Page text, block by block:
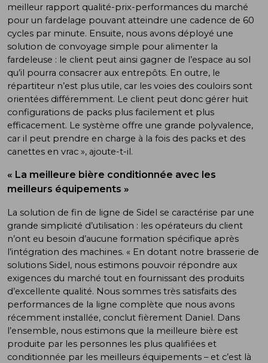
meilleur rapport qualité-prix-performances du marché
pour un fardelage pouvant atteindre une cadence de 60
cycles par minute. Ensuite, nous avons déployé une
solution de convoyage simple pour alimenter la
fardeleuse : le client peut ainsi gagner de l’espace au sol
qu’il pourra consacrer aux entrepôts. En outre, le
répartiteur n’est plus utile, car les voies des couloirs sont
orientées différemment. Le client peut donc gérer huit
configurations de packs plus facilement et plus
efficacement. Le système offre une grande polyvalence,
car il peut prendre en charge à la fois des packs et des
canettes en vrac », ajoute-t-il.
« La meilleure bière conditionnée avec les
meilleurs équipements »
La solution de fin de ligne de Sidel se caractérise par une
grande simplicité d’utilisation : les opérateurs du client
n’ont eu besoin d’aucune formation spécifique après
l’intégration des machines. « En dotant notre brasserie de
solutions Sidel, nous estimons pouvoir répondre aux
exigences du marché tout en fournissant des produits
d’excellente qualité. Nous sommes très satisfaits des
performances de la ligne complète que nous avons
récemment installée, conclut fièrement Daniel. Dans
l’ensemble, nous estimons que la meilleure bière est
produite par les personnes les plus qualifiées et
conditionnée par les meilleurs équipements – et c’est là